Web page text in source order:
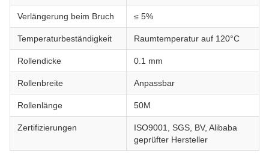
Verlängerung beim Bruch ≤ 5%
Temperaturbeständigkeit Raumtemperatur auf 120°C
Rollendicke 0.1 mm
Rollenbreite Anpassbar
Rollenlänge 50M
Zertifizierungen
ISO9001, SGS, BV, Alibaba
geprüfter Hersteller